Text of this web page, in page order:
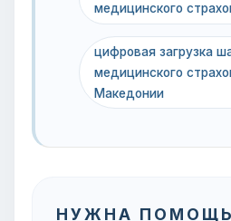
медицинского
цифровая загрузка
медицинского
Македонии
НУЖНА